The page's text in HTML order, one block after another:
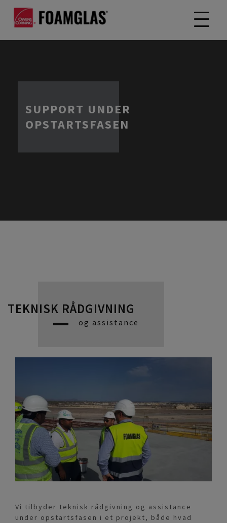
SUPPORT UNDER
OPSTARTSFASEN
TEKNISK RÅDGIVNING
og assistance
Vi tilbyder teknisk rådgivning og assistance
under opstartsfasen i et projekt, både hvad